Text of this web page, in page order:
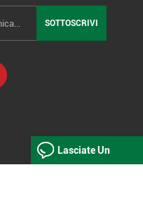
Lasciate Un